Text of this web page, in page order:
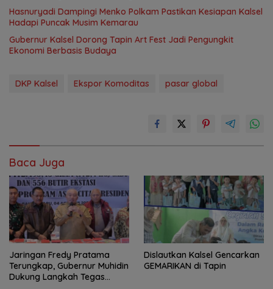
Hasnuryadi Dampingi Menko Polkam Pastikan Kesiapan Kalsel
Hadapi Puncak Musim Kemarau
Gubernur Kalsel Dorong Tapin Art Fest Jadi Pengungkit
Ekonomi Berbasis Budaya
DKP Kalsel Ekspor Komoditas pasar global
Baca Juga
Jaringan Fredy Pratama
Terungkap, Gubernur Muhidin
Dukung Langkah Tegas
Dislautkan Kalsel Gencarkan
GEMARIKAN di Tapin